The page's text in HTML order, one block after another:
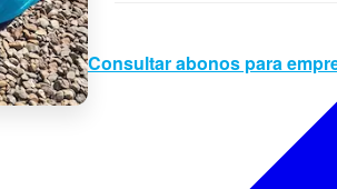
Consultar abonos para